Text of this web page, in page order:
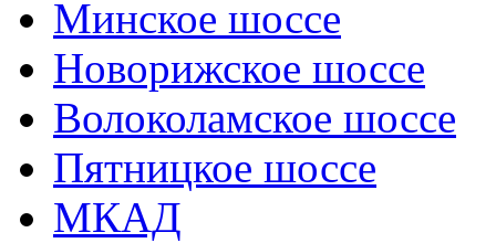
Минское шоссе
Новорижское шоссе
Волоколамское шоссе
Пятницкое шоссе
МКАД